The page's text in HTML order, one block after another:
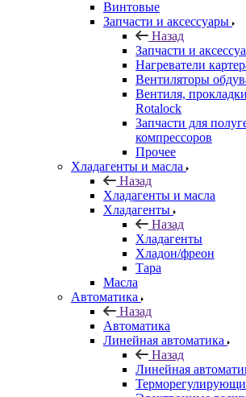
Винтовые
Запчасти и аксессуары
Назад
Запчасти и
Нагреватели
Вентиляторы
Вентиля,
Rotalock
Запчасти для
компрессоров
Прочее
Хладагенты и масла
Назад
Хладагенты и масла
Хладагенты
Назад
Хладагенты
Хладон/фреон
Тара
Масла
Автоматика
Назад
Автоматика
Линейная автоматика
Назад
Линейная